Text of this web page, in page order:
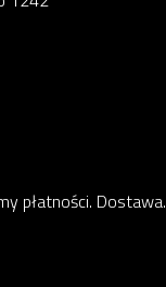
płatności. Dostawa.